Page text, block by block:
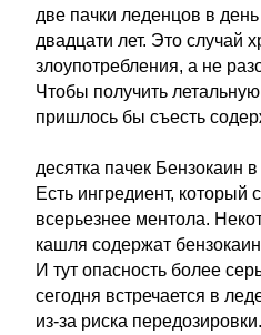
две пачки леденцов в
двадцати лет. Это случай
злоупотребления, а не
Чтобы получить
пришлось бы съесть
десятка пачек Бензокаин
Есть ингредиент, который
всерьезнее ментола.
кашля содержат
И тут опасность более
сегодня встречается в
из-за риска